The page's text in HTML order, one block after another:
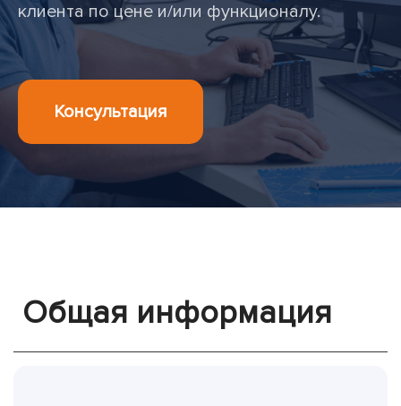
клиента по цене и/или функционалу.
Консультация
Общая информация